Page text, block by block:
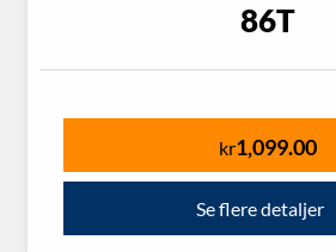
86T
kr1,099.00
Se flere detaljer